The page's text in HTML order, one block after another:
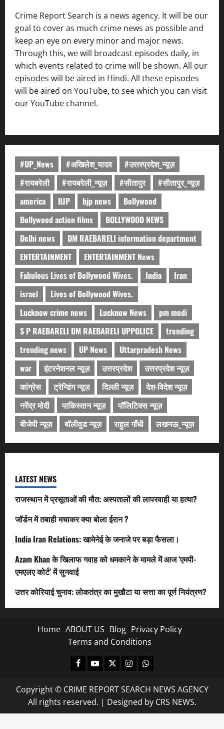
Crime Report Search is a news agency. It will be our
goal to cover as much crime news as possible and
keep an eye on every minor and major news.
Through this, we will broadcast episodes daily, in
which events related to crime will be shown. All our
episodes will be aired in Hindi. All these episodes
will be aired on YouTube, to see which you can visit
our YouTube channel.
#UP_News #अखिलेश_यादव
#उत्तरप्रदेश_न्यूज़
#रायबरेली
#रायबरेली_न्यूज़ #सीतापुर
#सीतापुर_न्यूज़
america
BJP bjp news
Bollywood
Bollywood action films
BOLLYWOOD NEWS
Delhi news
DM RAEBARELI information department
ENTERTAINMENT
ENTERTAINMENT News
Fabulous Lives of Bollywood Wives.
India
Iran
israel
Lives of Bollywood Wives.
Lucknow crime news
Lucknow News
pm modi
S P RAEBARELI DM RAEBARELI UPPOLICE
trending
trending news
UP News
Uttarpradesh News
war
इंटरनेशनल न्यूज़ उत्तरप्रदेश
उत्तरप्रदेश न्यूज़
कांग्रेस
ट्रेन्डिंग न्यूज़ दिल्ली न्यूज़
देश-विदेश न्यूज़
नरेंद्र मोदी
पाकिस्तान न्यूज़
पॉलिटिक्स न्यूज़
बीजेपी न्यूज़
बॉलीवुड न्यूज़ राहुल गाँधी लखनऊ_न्यूज़
LATEST NEWS
राजस्थान में प्रसूताओं की मौत: अस्पतालों की लापरवाही या हत्या?
जॉर्डन में तबाही मचाकर क्या बोला ईरान ?
India Iran Relations: खामेनेई के जनाजे पर बड़ा फैसला।
Azam Khan के खिलाफ गवाह को धमकाने के मामले में आज ‘एमपी-
एमएलए कोर्ट’ में सुनवाई
उत्तर कोरियाई चुनाव: लोकतंत्र का मुखौटा या सत्ता का पूर्ण नियंत्रण?
Home ABOUT US Blog Privacy Policy
Terms and Conditions
Facebook
Youtube
X InstagramWhatsapp
Copyright © CRIME REPORT SEARCH NEWS AGENCY
All rights reserved. | Designed by CRS NEWS.